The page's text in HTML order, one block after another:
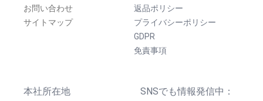
お問い合わせ
サイトマップ
返品ポリシー
プライバシーポリシー
GDPR
免責事項
本社所在地 SNSでも情報発信中：